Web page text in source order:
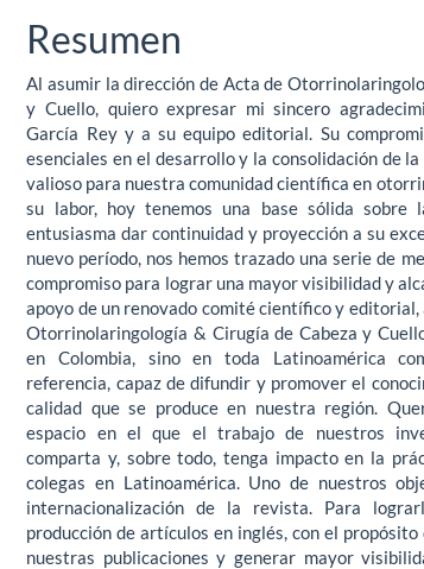
artículo
Resumen
Al asumir la dirección de Acta de
y Cuello, quiero expresar mi sincero
García Rey y a su equipo editorial. Su
esenciales en el desarrollo y la consolidación de
valioso para nuestra comunidad científica en
su labor, hoy tenemos una base sólida sobre
entusiasma dar continuidad y proyección a su
nuevo período, nos hemos trazado una serie de
compromiso para lograr una mayor visibilidad y
apoyo de un renovado comité científico y editorial,
Otorrinolaringología & Cirugía de Cabeza y
en Colombia, sino en toda Latinoamérica
referencia, capaz de difundir y promover el
calidad que se produce en nuestra región.
espacio en el que el trabajo de nuestros
comparta y, sobre todo, tenga impacto en la
colegas en Latinoamérica. Uno de nuestros
internacionalización de la revista. Para
producción de artículos en inglés, con el
nuestras publicaciones y generar mayor